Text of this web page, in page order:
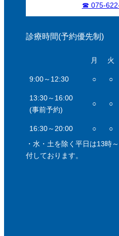
☎ 075-
診療時間(予約優先制)
月 火
9:00～12:30 ○ ○
13:30～16:00
(事前予約)
○ ○
16:30～20:00 ○ ○
・水・土を除く平日は13時
付しております。